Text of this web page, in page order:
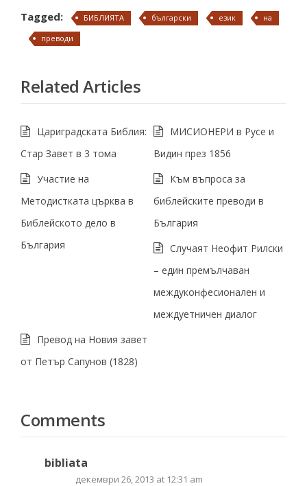
Tagged: БИБЛИЯТА български език
на
преводи
Related Articles
Цариградската Библия:
Стар Завет в 3 тома
МИСИОНЕРИ в Русе и
Видин през 1856
Участие на
Методистката църква в
Библейското дело в
България
Към въпроса за
библейските преводи в
България
Случаят Неофит Рилски
– един премълчаван
междуконфесионален и
междуетничен диалог
Превод на Новия завет
от Петър Сапунов (1828)
Comments
bibliata
декември 26, 2013 at 12:31 am